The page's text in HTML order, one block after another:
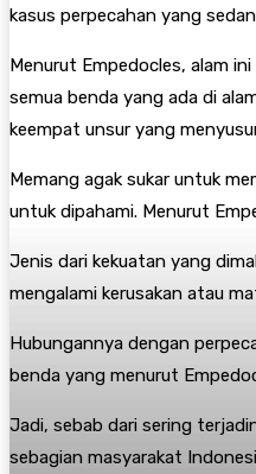
kasus perpecahan yang
Menurut Empedocles, alam
semua benda yang ada di
keempat unsur yang
Memang agak sukar untuk
untuk dipahami. Menurut
Jenis dari kekuatan yang
mengalami kerusakan atau
Hubungannya dengan
benda yang menurut
Jadi, sebab dari sering
sebagian masyarakat